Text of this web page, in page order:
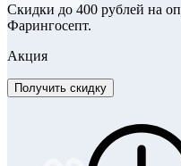
Скидки до 400 рублей на
Фарингосепт.
Акция
Получить скидку